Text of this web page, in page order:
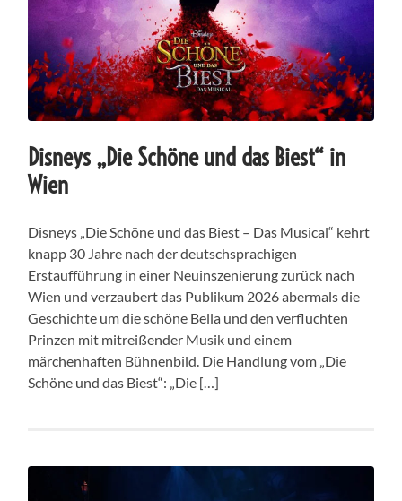
Disneys „Die Schöne und das Biest“ in
Wien
Disneys „Die Schöne und das Biest – Das Musical“ kehrt
knapp 30 Jahre nach der deutschsprachigen
Erstaufführung in einer Neuinszenierung zurück nach
Wien und verzaubert das Publikum 2026 abermals die
Geschichte um die schöne Bella und den verfluchten
Prinzen mit mitreißender Musik und einem
märchenhaften Bühnenbild. Die Handlung vom „Die
Schöne und das Biest“: „Die […]